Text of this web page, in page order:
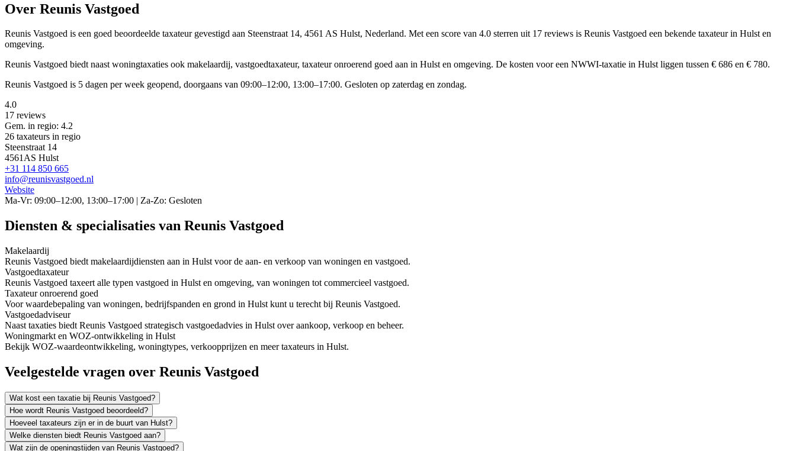
Over Reunis Vastgoed
Reunis Vastgoed is een goed beoordeelde taxateur gevestigd aan Steenstraat 14, 4561 AS Hulst, Nederland. Met een score van 4.0 sterren uit 17 reviews is Reunis Vastgoed een bekende taxateur in Hulst en
omgeving.
Reunis Vastgoed biedt naast woningtaxaties ook makelaardij, vastgoedtaxateur, taxateur onroerend goed aan in Hulst en omgeving. De kosten voor een NWWI-taxatie in Hulst liggen tussen € 686 en € 780.
Reunis Vastgoed is 5 dagen per week geopend, doorgaans van 09:00–12:00, 13:00–17:00. Gesloten op zaterdag en zondag.
4.0
17 reviews
Gem. in regio: 4.2
26 taxateurs in regio
Steenstraat 14
4561AS Hulst
+31 114 850 665
info@reunisvastgoed.nl
Website
Ma-Vr: 09:00–12:00, 13:00–17:00 | Za-Zo: Gesloten
Diensten & specialisaties van Reunis Vastgoed
Makelaardij
Reunis Vastgoed biedt makelaardijdiensten aan in Hulst voor de aan- en verkoop van woningen en vastgoed.
Vastgoedtaxateur
Reunis Vastgoed taxeert alle typen vastgoed in Hulst en omgeving, van woningen tot commercieel vastgoed.
Taxateur onroerend goed
Voor waardebepaling van woningen, bedrijfspanden en grond in Hulst kunt u terecht bij Reunis Vastgoed.
Vastgoedadviseur
Naast taxaties biedt Reunis Vastgoed strategisch vastgoedadvies in Hulst over aankoop, verkoop en beheer.
Woningmarkt en WOZ-ontwikkeling in Hulst
Bekijk WOZ-waardeontwikkeling, woningtypes, verkoopprijzen en meer taxateurs in Hulst.
Veelgestelde vragen over Reunis Vastgoed
Wat kost een taxatie bij Reunis Vastgoed?
Hoe wordt Reunis Vastgoed beoordeeld?
Hoeveel taxateurs zijn er in de buurt van Hulst?
Welke diensten biedt Reunis Vastgoed aan?
Wat zijn de openingstijden van Reunis Vastgoed?